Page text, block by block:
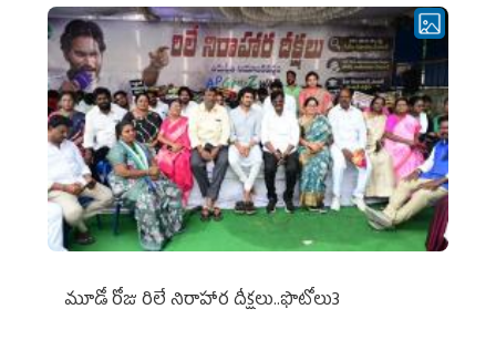
మూడో రోజు రిలే నిరాహార దీక్షలు..ఫొటోలు3